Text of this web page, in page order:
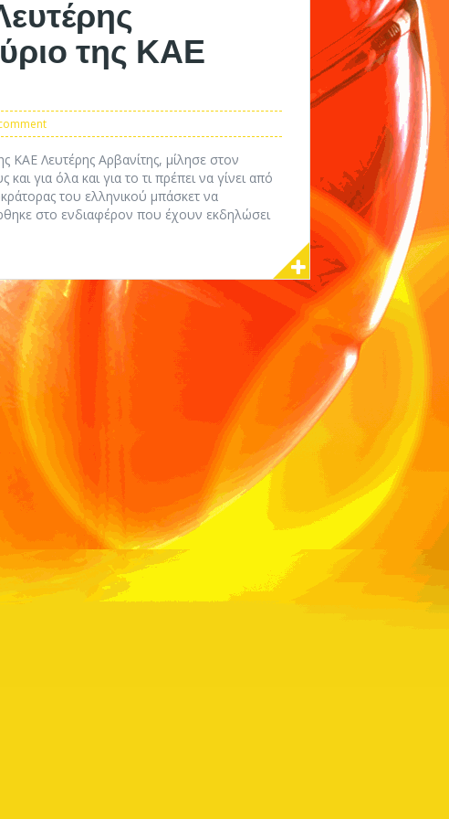
της ΚΑΕ
ΚΑΕ Λευτέρης Αρβανίτης, μίλησε στον
για όλα και για το τι πρέπει να γίνει από
του ελληνικού μπάσκετ να
στο ενδιαφέρον που έχουν εκδηλώσει